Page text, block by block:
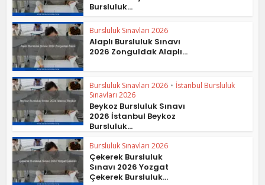
Bursluluk...
Bursluluk Sınavları 2026
Alaplı Bursluluk Sınavı
2026 Zonguldak Alaplı...
Bursluluk Sınavları 2026 • İstanbul Bursluluk
Sınavları 2026
Beykoz Bursluluk Sınavı
2026 İstanbul Beykoz
Bursluluk...
Bursluluk Sınavları 2026
Çekerek Bursluluk
Sınavı 2026 Yozgat
Çekerek Bursluluk...